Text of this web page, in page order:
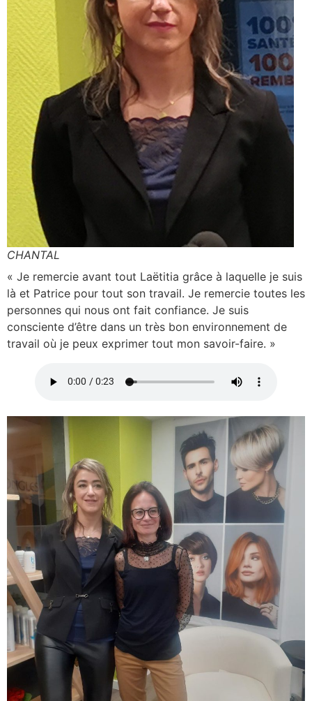
CHANTAL
« Je remercie avant tout Laëtitia grâce à laquelle je suis
là et Patrice pour tout son travail. Je remercie toutes les
personnes qui nous ont fait confiance. Je suis
consciente d’être dans un très bon environnement de
travail où je peux exprimer tout mon savoir-faire. »